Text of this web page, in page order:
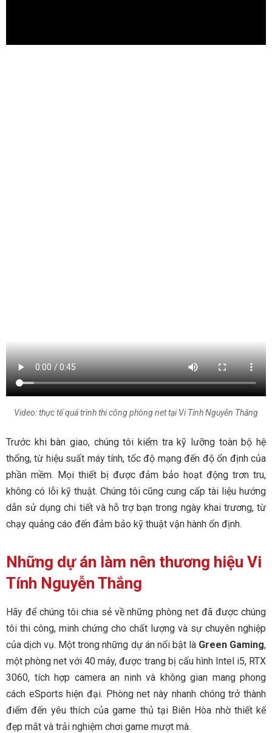
Video: thực tế quá trình thi công phòng net tại Vi Tính Nguyễn Thắng
Trước khi bàn giao, chúng tôi kiểm tra kỹ lưỡng toàn bộ hệ
thống, từ hiệu suất máy tính, tốc độ mạng đến độ ổn định của
phần mềm. Mọi thiết bị được đảm bảo hoạt động trơn tru,
không có lỗi kỹ thuật. Chúng tôi cũng cung cấp tài liệu hướng
dẫn sử dụng chi tiết và hỗ trợ bạn trong ngày khai trương, từ
chạy quảng cáo đến đảm bảo kỹ thuật vận hành ổn định.
Những dự án làm nên thương hiệu Vi
Tính Nguyễn Thắng
Hãy để chúng tôi chia sẻ về những phòng net đã được chúng
tôi thi công, minh chứng cho chất lượng và sự chuyên nghiệp
của dịch vụ. Một trong những dự án nổi bật là Green Gaming,
một phòng net với 40 máy, được trang bị cấu hình Intel i5, RTX
3060, tích hợp camera an ninh và không gian mang phong
cách eSports hiện đại. Phòng net này nhanh chóng trở thành
điểm đến yêu thích của game thủ tại Biên Hòa nhờ thiết kế
đẹp mắt và trải nghiệm chơi game mượt mà.